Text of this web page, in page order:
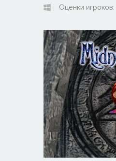
Оценки игроков: